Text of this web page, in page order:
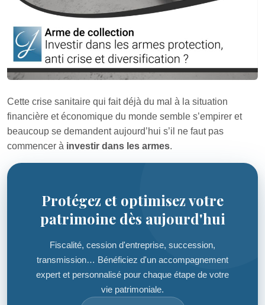
Cette crise sanitaire qui fait déjà du mal à la situation
financière et économique du monde semble s’empirer et
beaucoup se demandent aujourd’hui s’il ne faut pas
commencer à investir dans les armes.
Protégez et optimisez votre
patrimoine dès aujourd'hui
Fiscalité, cession d'entreprise, succession,
transmission… Bénéficiez d'un accompagnement
expert et personnalisé pour chaque étape de votre
vie patrimoniale.